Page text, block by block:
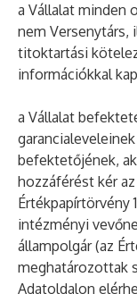
a Vállalat minden
nem Versenytárs,
titoktartási
információkkal
a Vállalat
befektetőjének,
hozzáférést kér
Értékpapírtörvény
intézményi
állampolgár (az
meghatározottak
Adatoldalon